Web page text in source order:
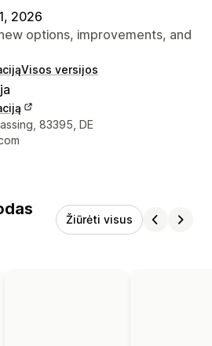
2026
options, improvements, and
Visos versijos
83395, DE
Žiūrėti visus